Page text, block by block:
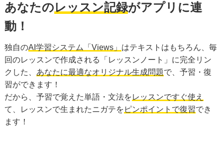
あなたのレッスン記録がアプリに連
動！
独自のAI学習システム「Views」 はテキストはもちろん、毎
回のレッスンで作成される「レッスンノート」に完全リン
クした、 あなたに最適なオリジナル生成問題で、予習・復
習ができます！
だから、予習で覚えた単語・文法をレッスンですぐ使え
て、レッスンで生まれたニガテを ピンポイントで復習でき
ます！